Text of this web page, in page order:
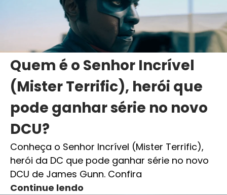
Quem é o Senhor Incrível
(Mister Terrific), herói que
pode ganhar série no novo
DCU?
Conheça o Senhor Incrível (Mister Terrific),
herói da DC que pode ganhar série no novo
DCU de James Gunn. Confira
Continue lendo